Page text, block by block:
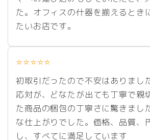
た。オフィスの什器を揃えるとき
たいお店です。
⭐⭐⭐⭐⭐
初取引だったので不安はありまし
応対が、どなたが出ても丁寧で親
た商品の梱包の丁寧さに驚きまし
な仕上がりでした。価格、品質、
し、すべてに満足しています